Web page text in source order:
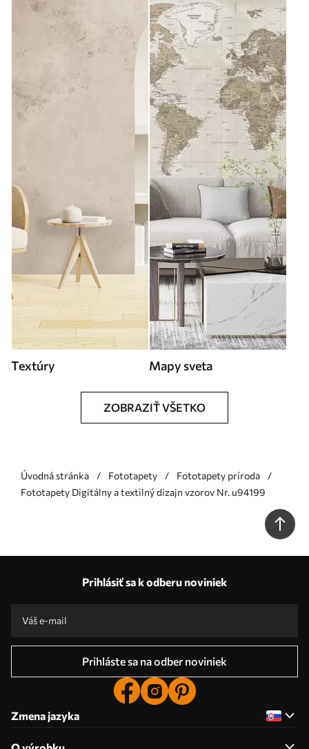
Textúry Mapy sveta
ZOBRAZIŤ VŠETKO
Úvodná stránka Fototapety
Fototapety príroda
Fototapety Digitálny a textilný dizajn vzorov Nr. u94199
Prihlásiť sa k odberu noviniek
Prihláste sa na odber noviniek
Zmena jazyka